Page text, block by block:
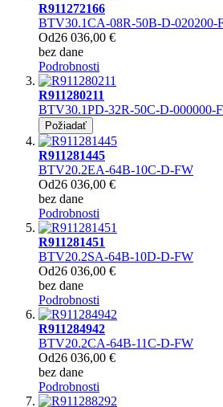
R911272166
BTV30.1CA-08R-50B-D-020200-
Od26 036,00 €
bez dane
Podrobnosti
R911280211
BTV30.1PD-32R-50C-D-000000-
Požiadať
R911281445
BTV20.2EA-64B-10C-D-FW
Od26 036,00 €
bez dane
Podrobnosti
R911281451
BTV20.2SA-64B-10D-D-FW
Od26 036,00 €
bez dane
Podrobnosti
R911284942
BTV20.2CA-64B-11C-D-FW
Od26 036,00 €
bez dane
Podrobnosti